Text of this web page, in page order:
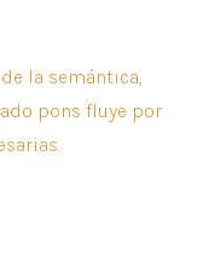
la semántica,
pons fluye por